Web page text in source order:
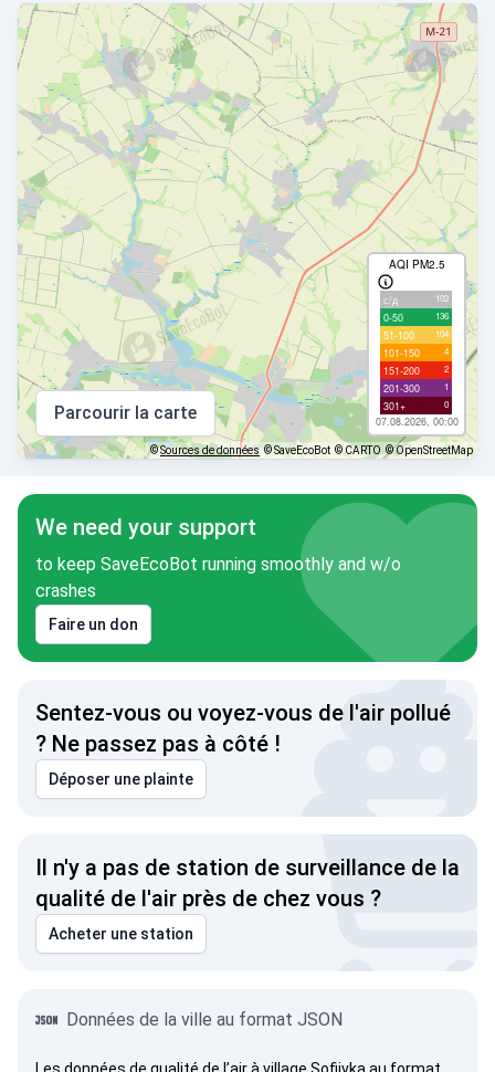
AQI PM2.5
с/д 102
0-50 136
51-100 104
101-150 4
151-200 2
201-300 1
301+ 0
07.08.2026, 00:00
Parcourir la carte
©Sources de données © SaveEcoBot © CARTO © OpenStreetMap
We need your support
to keep SaveEcoBot running smoothly and w/o
crashes
Faire un don
Sentez-vous ou voyez-vous de l'air pollué
? Ne passez pas à côté !
Déposer une plainte
Il n'y a pas de station de surveillance de la
qualité de l'air près de chez vous ?
Acheter une station
Données de la ville au format JSON